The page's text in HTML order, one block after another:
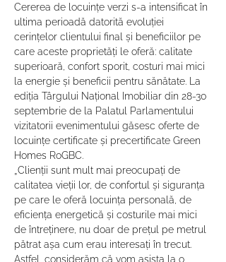
Cererea de locuințe verzi s-a intensificat în
ultima perioadă datorită evoluției
cerințelor clientului final și beneficiilor pe
care aceste proprietăți le oferă: calitate
superioară, confort sporit, costuri mai mici
la energie și beneficii pentru sănătate. La
ediția Târgului Național Imobiliar din 28-30
septembrie de la Palatul Parlamentului
vizitatorii evenimentului găsesc oferte de
locuințe certificate și precertificate Green
Homes RoGBC.
„Clienții sunt mult mai preocupați de
calitatea vieții lor, de confortul și siguranța
pe care le oferă locuința personală, de
eficiența energetică și costurile mai mici
de întreținere, nu doar de prețul pe metrul
pătrat așa cum erau interesați în trecut.
Astfel, considerăm că vom asista la o